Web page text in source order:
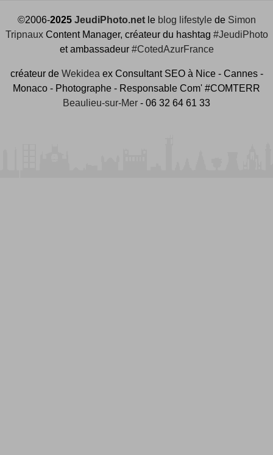
©2006-2025 JeudiPhoto.netle blog lifestylede Simon
TripnauxContent Manager, créateur du hashtag #JeudiPhoto
et ambassadeur #CotedAzurFrance
créateur de Wekidea ex Consultant SEO à Nice - Cannes -
Monaco - Photographe - Responsable Com' #COMTERR
Beaulieu-sur-Mer - 06 32 64 61 33